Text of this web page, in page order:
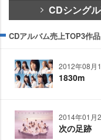
CDシング
CDアルバム売上TOP3作品
2012年08月
1830m
2014年01月
次の足跡